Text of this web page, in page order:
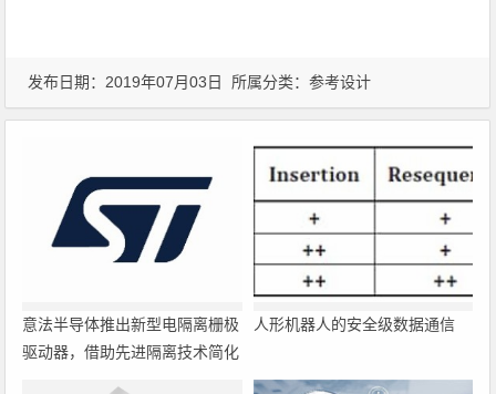
发布日期：2019年07月03日 所属分类：参考设计
意法半导体推出新型电隔离栅极
驱动器，借助先进隔离技术简化
人形机器人的安全级数据通信